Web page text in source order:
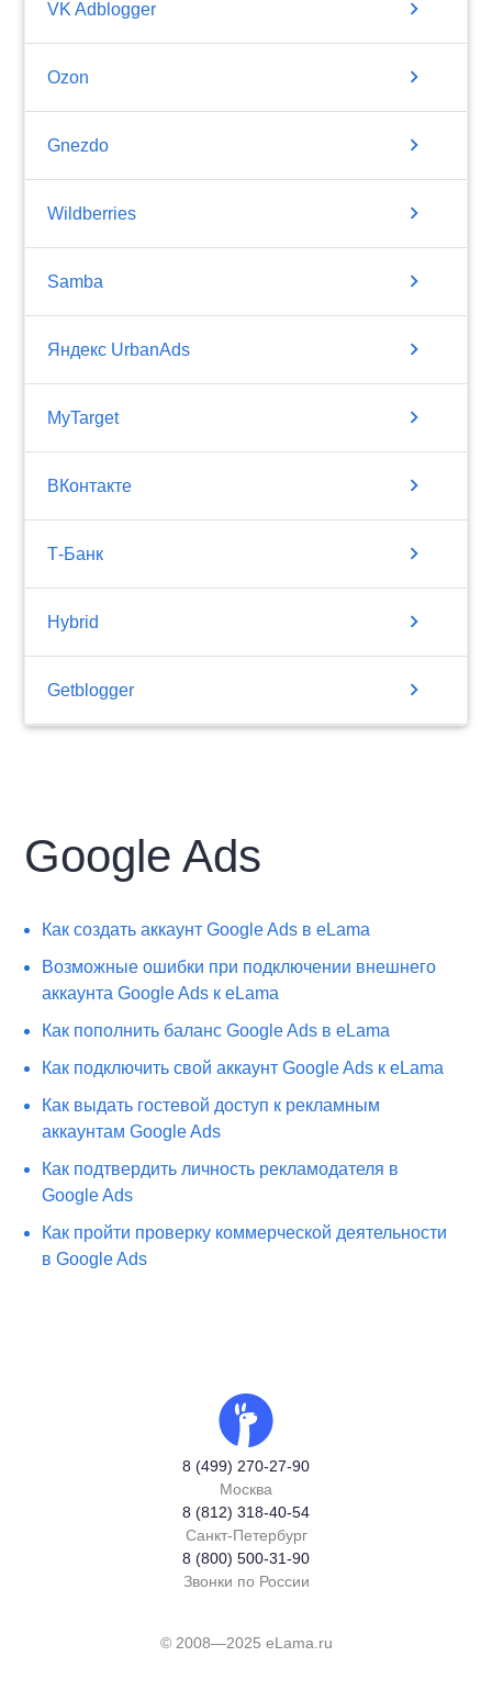
VK Adblogger chevron_right
Ozon chevron_right
Gnezdo chevron_right
Wildberries chevron_right
Samba chevron_right
Яндекс UrbanAds chevron_right
MyTarget chevron_right
ВКонтакте chevron_right
Т-Банк chevron_right
Hybrid chevron_right
Getblogger chevron_right
Google Ads
Как создать аккаунт Google Ads в eLama
Возможные ошибки при подключении внешнего
аккаунта Google Ads к eLama
Как пополнить баланс Google Ads в eLama
Как подключить свой аккаунт Google Ads к eLama
Как выдать гостевой доступ к рекламным
аккаунтам Google Ads
Как подтвердить личность рекламодателя в
Google Ads
Как пройти проверку коммерческой деятельности
в Google Ads
8 (499) 270-27-90
Москва
8 (812) 318-40-54
Санкт-Петербург
8 (800) 500-31-90
Звонки по России
© 2008—2025 eLama.ru